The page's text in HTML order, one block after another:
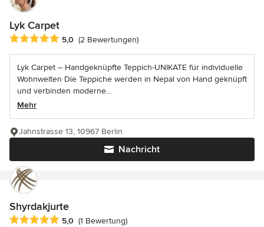
Lyk Carpet
Durchschnittliche Bewertung: 5 von 5 Sternen
5,0 (2 Bewertungen)
Lyk Carpet – Handgeknüpfte Teppich-UNIKATE für individuelle
Wohnwelten Die Teppiche werden in Nepal von Hand geknüpft
und verbinden moderne...
Mehr
Nachricht
Jahnstrasse 13, 10967 Berlin
Shyrdakjurte
Durchschnittliche Bewertung: 5 von 5 Sternen
5,0 (1 Bewertung)